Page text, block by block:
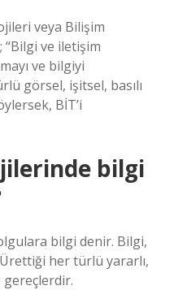
veya Bilişim
ve iletişim
ve bilgiyi
görsel, işitsel, basılı
BİT’i
bilgi
bilgi denir. Bilgi,
her türlü yararlı,
gereçlerdir.